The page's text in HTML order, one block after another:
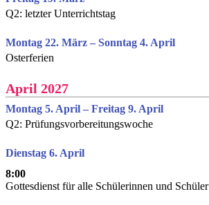
Q2: letzter Unterrichtstag
Montag 22. März – Sonntag 4. April
Osterferien
April 2027
Montag 5. April – Freitag 9. April
Q2: Prüfungsvorbereitungswoche
Dienstag 6. April
8:00
Gottesdienst für alle Schülerinnen und Schüler